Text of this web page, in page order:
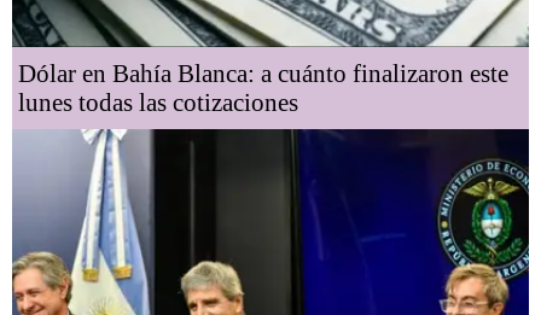
Dólar en Bahía Blanca: a cuánto finalizaron este
lunes todas las cotizaciones